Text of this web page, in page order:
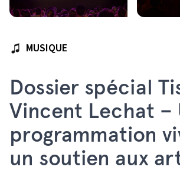
MUSIQUE
Dossier spécial
Vincent Lechat –
programmation
un soutien aux